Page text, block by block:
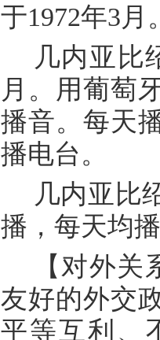
于1972年3
几内亚比
月。用葡萄
播音。每天
播电台。
几内亚比
播，每天均
【对外
友好的外交
平等互利、